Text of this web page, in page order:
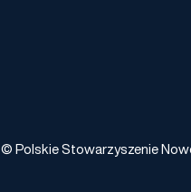
© Polskie Stowarzyszenie